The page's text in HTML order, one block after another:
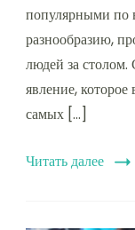
популярными по
разнообразию,
людей за столом.
явление,
самых […]
Читать далее